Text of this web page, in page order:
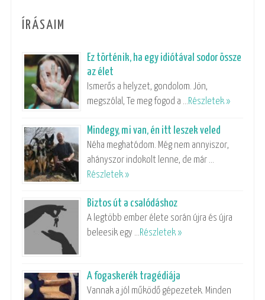
ÍRÁSAIM
Ez történik, ha egy idiótával sodor össze
az élet
Ismerős a helyzet, gondolom. Jön,
megszólal, Te meg fogod a …Részletek »
Mindegy, mi van, én itt leszek veled
Néha meghatódom. Még nem annyiszor,
ahányszor indokolt lenne, de már …
Részletek »
Biztos út a csalódáshoz
A legtöbb ember élete során újra és újra
beleesik egy …Részletek »
A fogaskerék tragédiája
Vannak a jól működő gépezetek. Minden